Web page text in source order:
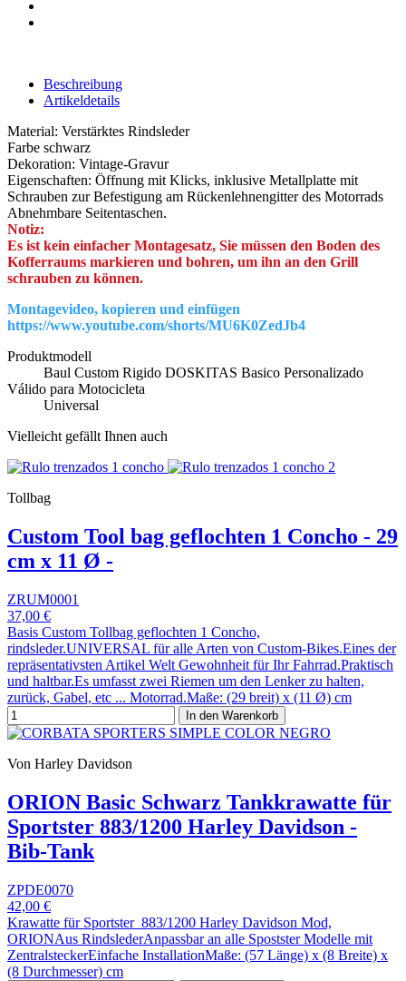
Beschreibung
Artikeldetails
Material: Verstärktes Rindsleder
Farbe schwarz
Dekoration: Vintage-Gravur
Eigenschaften: Öffnung mit Klicks, inklusive Metallplatte mit
Schrauben zur Befestigung am Rückenlehnengitter des Motorrads
Abnehmbare Seitentaschen.
Notiz:
Es ist kein einfacher Montagesatz, Sie müssen den Boden des
Kofferraums markieren und bohren, um ihn an den Grill
schrauben zu können.
Montagevideo, kopieren und einfügen
https://www.youtube.com/shorts/MU6K0ZedJb4
Produktmodell
Baul Custom Rigido DOSKITAS Basico Personalizado
Válido para Motocicleta
Universal
Vielleicht gefällt Ihnen auch
Tollbag
Custom Tool bag geflochten 1 Concho - 29
cm x 11 Ø -
ZRUM0001
37,00 €
Basis Custom Tollbag geflochten 1 Concho,
rindsleder.UNIVERSAL für alle Arten von Custom-Bikes.Eines der
repräsentativsten Artikel Welt Gewohnheit für Ihr Fahrrad.Praktisch
und haltbar.Es umfasst zwei Riemen um den Lenker zu halten,
zurück, Gabel, etc ... Motorrad.Maße: (29 breit) x (11 Ø) cm
In den Warenkorb
Von Harley Davidson
ORION Basic Schwarz Tankkrawatte für
Sportster 883/1200 Harley Davidson -
Bib-Tank
ZPDE0070
42,00 €
Krawatte für Sportster 883/1200 Harley Davidson Mod,
ORIONAus RindslederAnpassbar an alle Spostster Modelle mit
ZentralsteckerEinfache InstallationMaße: (57 Länge) x (8 Breite) x
(8 Durchmesser) cm